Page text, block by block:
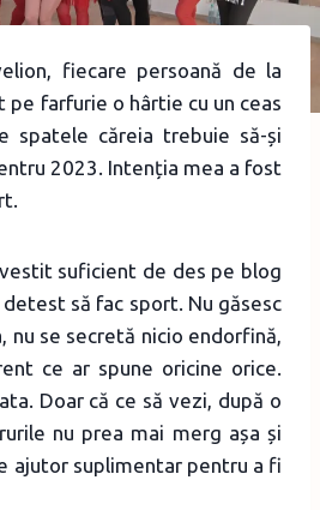
fiecare persoană de la
pe farfurie o hârtie cu un ceas
spatele căreia trebuie să-și
2023. Intenția mea a fost
suficient de des pe blog
să fac sport. Nu găsesc
nu se secretă nicio endorfină,
ce ar spune oricine orice.
Doar că ce să vezi, după o
nu prea mai merg așa și
ajutor suplimentar pentru a fi